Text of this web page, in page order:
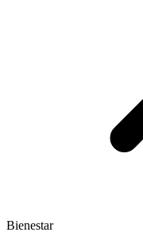
Bienestar